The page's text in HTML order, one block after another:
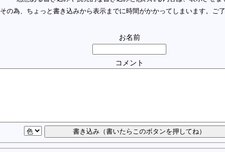
その為、ちょっと書き込みから表示までに時間がかかってしまいます。ご了
お名前
コメント